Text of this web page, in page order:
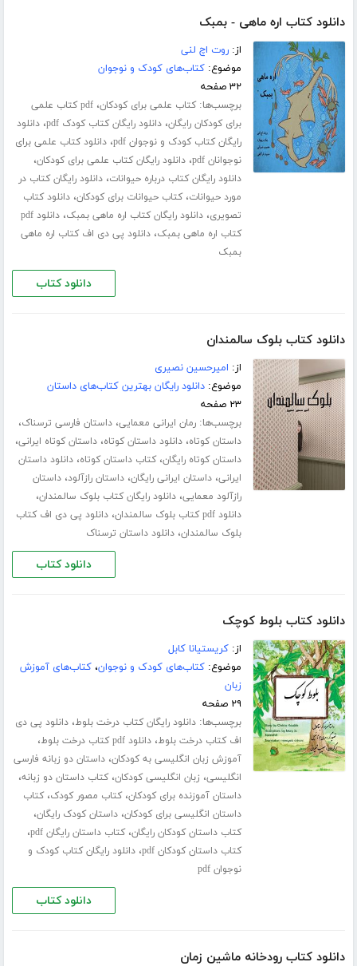
دانلود کتاب اره ماهی - بمبک
از:روت اچ لنی
موضوع:کتاب‌های کودک و نوجوان
۳۲ صفحه
برچسب‌ها:کتاب علمی برای کودکان،
pdf کتاب علمی
برای کودکان رایگان،دانلود رایگان کتاب کودک pdf ،دانلود
رایگان کتاب کودک و نوجوان pdf
،دانلود کتاب علمی برای
نوجوانان pdf
،دانلود رایگان کتاب علمی برای کودکان،
دانلود رایگان کتاب درباره حیوانات،دانلود رایگان کتاب در
مورد حیوانات،کتاب حیوانات برای کودکان،دانلود کتاب
تصویری،دانلود رایگان کتاب اره ماهی بمبک،
دانلود pdf
کتاب اره ماهی بمبک،دانلود پی دی اف کتاب اره ماهی
بمبک
دانلود کتاب
دانلود کتاب بلوک سالمندان
از: امیرحسین نصیری
موضوع:دانلود رایگان بهترین کتاب‌های داستان
۲۳ صفحه
برچسب‌ها:رمان ایرانی معمایی،داستان فارسی ترسناک،
داستان کوتاه،دانلود داستان کوتاه،داستان کوتاه ایرانی،
داستان کوتاه رایگان،کتاب داستان کوتاه،دانلود داستان
ایرانی،داستان ایرانی رایگان،داستان رازآلود،داستان
رازآلود معمایی،دانلود رایگان کتاب بلوک سالمندان،
دانلود pdf کتاب بلوک سالمندان ،دانلود پی دی اف کتاب
بلوک سالمندان،دانلود داستان ترسناک
دانلود کتاب
دانلود کتاب بلوط کوچک
از:کریستیانا کابل
موضوع:کتاب‌های کودک و نوجوان،کتاب‌های آموزش
زبان
۲۹ صفحه
برچسب‌ها:دانلود رایگان کتاب درخت بلوط،دانلود پی دی
اف کتاب درخت بلوط،دانلود pdf کتاب درخت بلوط ،
آموزش زبان انگلیسی به کودکان،داستان دو زبانه فارسی
انگلیسی، زبان انگلیسی کودکان،کتاب داستان دو زبانه،
داستان آموزنده برای کودکان،کتاب مصور کودک،کتاب
داستان انگلیسی برای کودکان،داستان کودک رایگان،
کتاب داستان کودکان رایگان،کتاب داستان رایگان pdf ،
کتاب داستان کودکان pdf ،دانلود رایگان کتاب کودک و
نوجوان pdf
دانلود کتاب
دانلود کتاب رودخانه ماشین زمان